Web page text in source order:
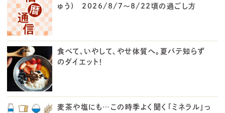
ゅう) 2026/8/7～8/22頃の過ごし方
食べて、いやして、やせ体質へ。夏バテ知らず
のダイエット！
麦茶や塩にも…この時季よく聞く「ミネラル」っ